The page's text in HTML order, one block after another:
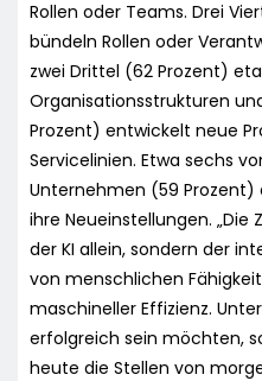
Rollen oder Teams. Drei
bündeln Rollen oder
zwei Drittel (62 Prozent)
Organisationsstrukturen
Prozent) entwickelt neue
Servicelinien. Etwa sechs
Unternehmen (59 Prozent)
ihre Neueinstellungen.
der KI allein, sondern der
von menschlichen
maschineller Effizienz.
erfolgreich sein möchten,
heute die Stellen von